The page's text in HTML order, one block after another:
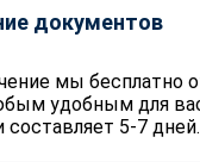
документов
мы бесплатно
удобным для
составляет 5-7 дней.